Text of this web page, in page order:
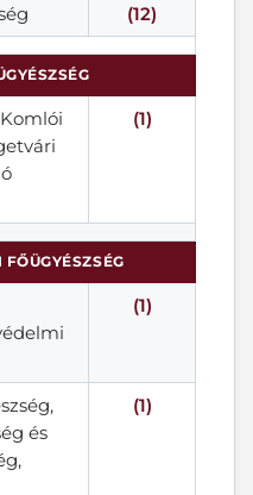
(12)
(1)
(1)
és
(1)